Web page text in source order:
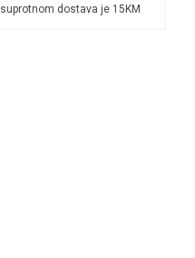
suprotnom dostava je 15KM